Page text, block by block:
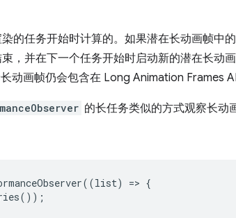
的任务开始时计算的。如果潜在长动画帧中
，并在下一个任务开始时启动新的潜在长动
动画帧仍会包含在 Long Animation Frames
的长任务类似的方式观察长动
((list) => {
());